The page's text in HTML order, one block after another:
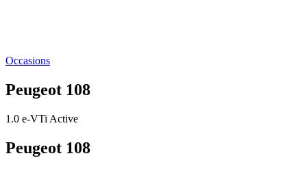
Occasions
Peugeot 108
1.0 e-VTi Active
Peugeot 108